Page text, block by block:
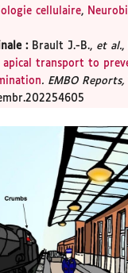
cellulaire,
: Brault J.-B., et al.,
transport to
. EMBO Reports,